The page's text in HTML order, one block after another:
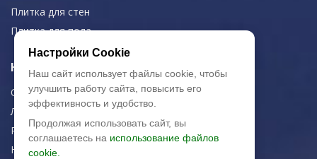
Плитка для стен
Плитка для пола
Навигация
О компании
Логистика
Резка керамогранита
Новости
Настройки Cookie
Наш сайт использует файлы cookie, чтобы
улучшить работу сайта, повысить его
эффективность и удобство.
Продолжая использовать сайт, вы
соглашаетесь на использование файлов
cookie.